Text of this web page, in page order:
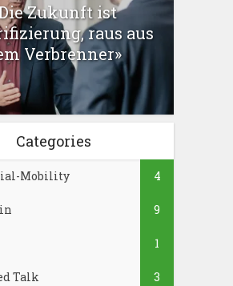
Zukunft ist
raus aus
Verbrenner»
Categories
Mobility 4
9
1
Talk 3